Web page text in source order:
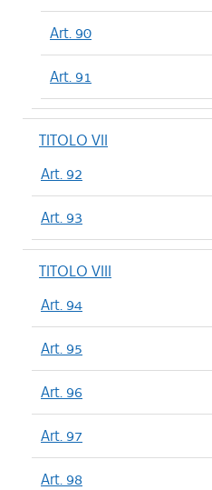
Art. 90
Art. 91
TITOLO VII
Art. 92
Art. 93
TITOLO VIII
Art. 94
Art. 95
Art. 96
Art. 97
Art. 98